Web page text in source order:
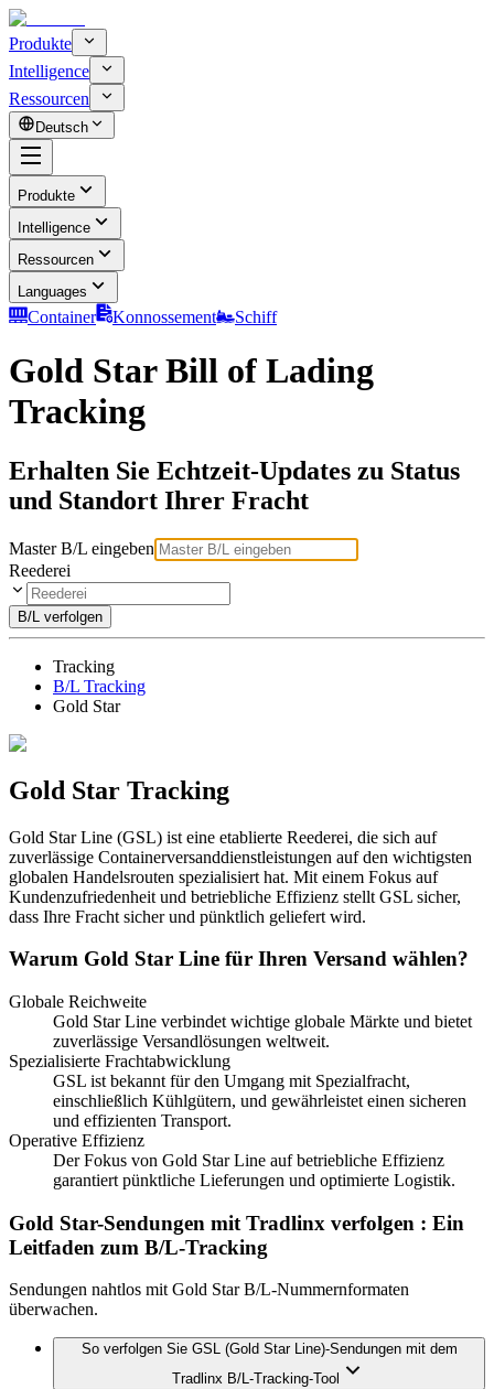
Produkte
Intelligence
Ressourcen
Deutsch
Produkte
Intelligence
Ressourcen
Languages
Container Konnossement Schiff
Gold Star Bill of Lading
Tracking
Erhalten Sie Echtzeit-Updates zu Status
und Standort Ihrer Fracht
Master B/L eingeben
Reederei
B/L verfolgen
Tracking
B/L Tracking
Gold Star
Gold Star Tracking
Gold Star Line (GSL) ist eine etablierte Reederei, die sich auf
zuverlässige Containerversanddienstleistungen auf den wichtigsten
globalen Handelsrouten spezialisiert hat. Mit einem Fokus auf
Kundenzufriedenheit und betriebliche Effizienz stellt GSL sicher,
dass Ihre Fracht sicher und pünktlich geliefert wird.
Warum Gold Star Line für Ihren Versand wählen?
Globale Reichweite
Gold Star Line verbindet wichtige globale Märkte und bietet
zuverlässige Versandlösungen weltweit.
Spezialisierte Frachtabwicklung
GSL ist bekannt für den Umgang mit Spezialfracht,
einschließlich Kühlgütern, und gewährleistet einen sicheren
und effizienten Transport.
Operative Effizienz
Der Fokus von Gold Star Line auf betriebliche Effizienz
garantiert pünktliche Lieferungen und optimierte Logistik.
Gold Star-Sendungen mit Tradlinx verfolgen : Ein
Leitfaden zum B/L-Tracking
Sendungen nahtlos mit Gold Star B/L-Nummernformaten
überwachen.
So verfolgen Sie GSL (Gold Star Line)-Sendungen mit dem
Tradlinx B/L-Tracking-Tool